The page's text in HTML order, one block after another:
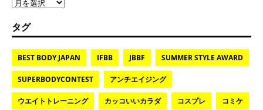
タグ
BEST BODY JAPAN IFBB JBBF SUMMER STYLE AWARD
SUPERBODYCONTEST アンチエイジング
ウエイトトレーニング カッコいいカラダ コスプレ コミケ